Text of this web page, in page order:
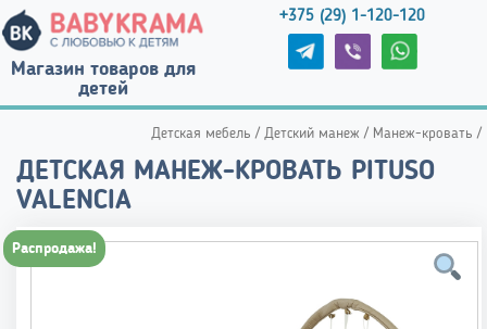
Магазин товаров для
детей
+375 (29) 1-120-120
Детская мебель / Детский манеж / Манеж-кровать /
ДЕТСКАЯ МАНЕЖ-КРОВАТЬ PITUSO
VALENCIA
Распродажа!